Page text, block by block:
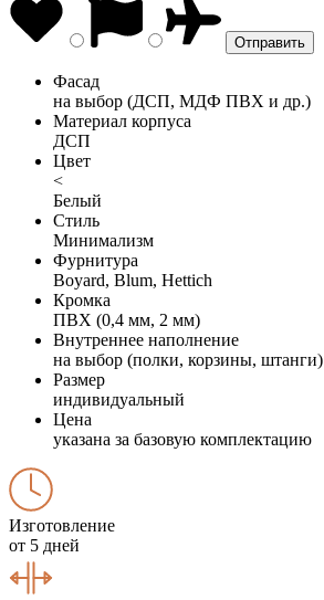
Фасад
на выбор (ДСП, МДФ ПВХ и др.)
Материал корпуса
ДСП
Цвет
<
Белый
Стиль
Минимализм
Фурнитура
Boyard, Blum, Hettich
Кромка
ПВХ (0,4 мм, 2 мм)
Внутреннее наполнение
на выбор (полки, корзины, штанги)
Размер
индивидуальный
Цена
указана за базовую комплектацию
Изготовление
от 5 дней